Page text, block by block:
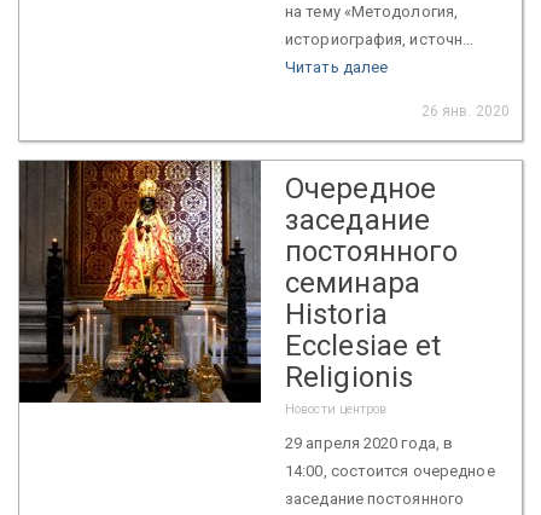
на тему «Методология,
историография, источн...
Читать далее
26 янв. 2020
Очередное
заседание
постоянного
семинара
Historia
Ecclesiae et
Religionis
Новости центров
29 апреля 2020 года, в
14:00, состоится очередное
заседание постоянного